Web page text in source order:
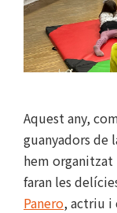
Aquest any,
guanyadors
hem
faran les
Panero, actriu i